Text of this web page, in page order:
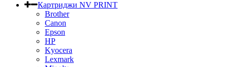
Картриджи NV PRINT
Brother
Canon
Epson
HP
Kyocera
Lexmark